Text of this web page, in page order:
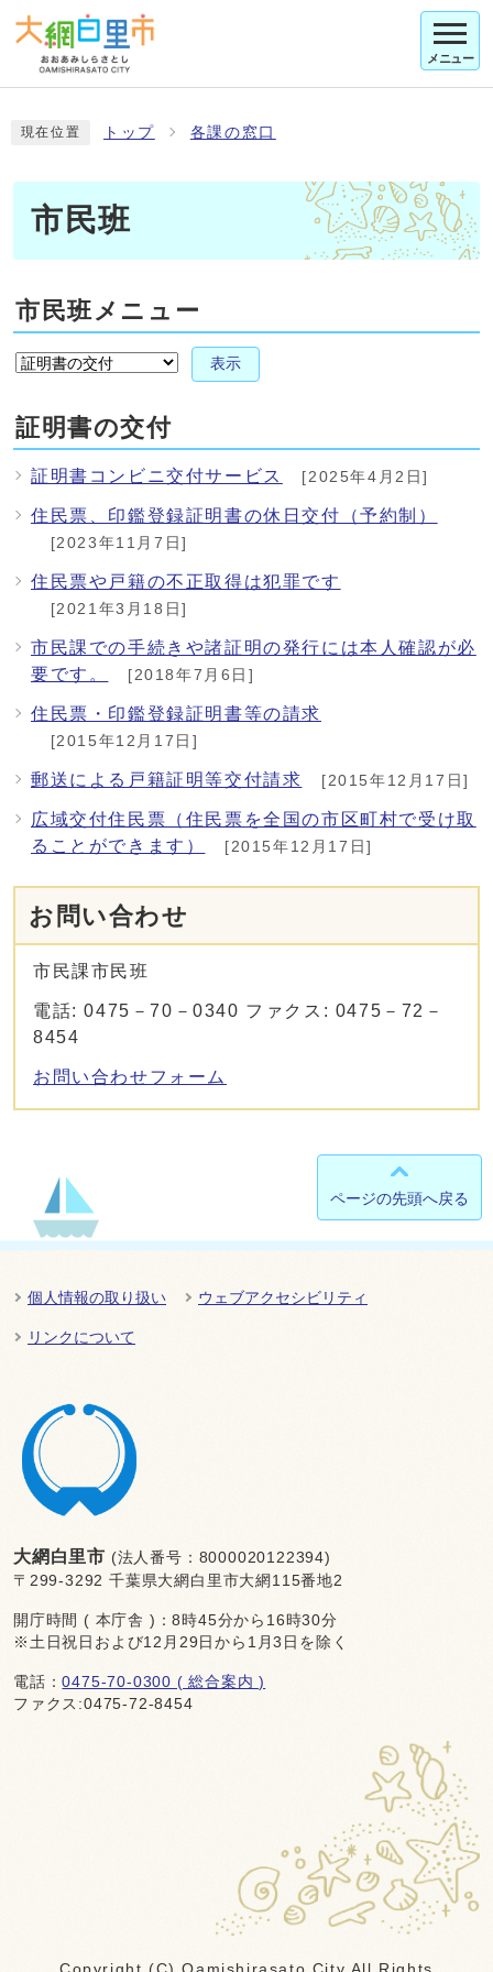
メニュー
現在位置 トップ 各課の窓口
市民班
市民班メニュー
表示
証明書の交付
証明書コンビニ交付サービス [2025年4月2日]
住民票、印鑑登録証明書の休日交付（予約制）
[2023年11月7日]
住民票や戸籍の不正取得は犯罪です
[2021年3月18日]
市民課での手続きや諸証明の発行には本人確認が必
要です。
[2018年7月6日]
住民票・印鑑登録証明書等の請求
[2015年12月17日]
郵送による戸籍証明等交付請求 [2015年12月17日]
広域交付住民票（住民票を全国の市区町村で受け取
ることができます）
[2015年12月17日]
お問い合わせ
市民課市民班
電話: 0475－70－0340 ファクス: 0475－72－
8454
お問い合わせフォーム
ページの先頭へ戻る
個人情報の取り扱い ウェブアクセシビリティ
リンクについて
大網白里市 (法人番号：8000020122394)
〒299-3292 千葉県大網白里市大網115番地2
開庁時間 ( 本庁舎 )：8時45分から16時30分
※土日祝日および12月29日から1月3日を除く
電話：0475-70-0300 ( 総合案内 )
ファクス:0475-72-8454
Copyright (C) Oamishirasato City All Rights